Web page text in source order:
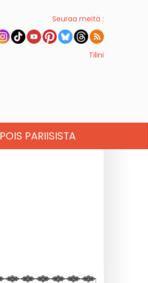
Seuraa meitä :
Tilini
POIS PARIISISTA